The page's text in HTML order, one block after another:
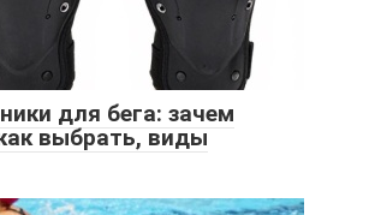
для бега: зачем
выбрать, виды